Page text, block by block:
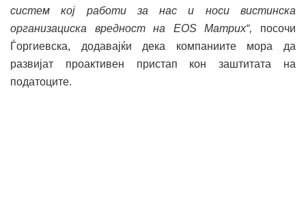
систем кој работи за нас и носи вистинска
организациска вредност на ЕОЅ Матрих“, посочи
Ѓоргиевска, додавајќи дека компаниите мора да
развијат проактивен пристап кон заштитата на
податоците.